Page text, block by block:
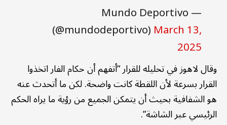
— Mundo Deportivo
(@mundodeportivo)March 13,
2025
وقال لاهوز في تحليله للقرار “أتفهم أن حكام الفار اتخذوا
القرار بسرعة لأن اللقطة كانت واضحة. لكن ما أتحدث عنه
هو الشفافية بحيث أن يتمكن الجميع من رؤية ما يراه الحكم
الرئيسي عبر الشاشة”.